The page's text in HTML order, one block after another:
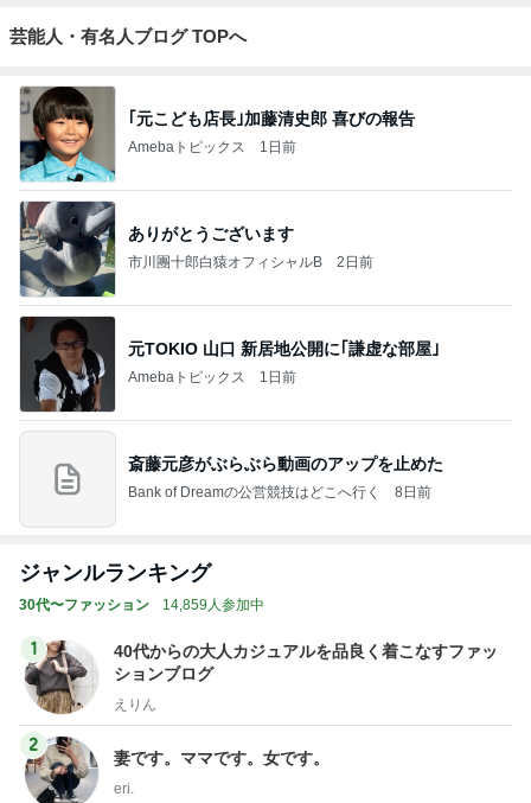
芸能人・有名人ブログ TOPへ
｢元こども店長｣加藤清史郎 喜びの報告
Amebaトピックス 1日前
ありがとうございます
市川團十郎白猿オフィシャルB 2日前
元TOKIO 山口 新居地公開に｢謙虚な部屋｣
Amebaトピックス 1日前
斎藤元彦がぶらぶら動画のアップを止めた
Bank of Dreamの公営競技はどこへ行く 8日前
ジャンルランキング
30代〜ファッション 14,859人参加中
1
40代からの大人カジュアルを品良く着こなすファッ
ションブログ
えりん
2
妻です。ママです。女です。
eri.